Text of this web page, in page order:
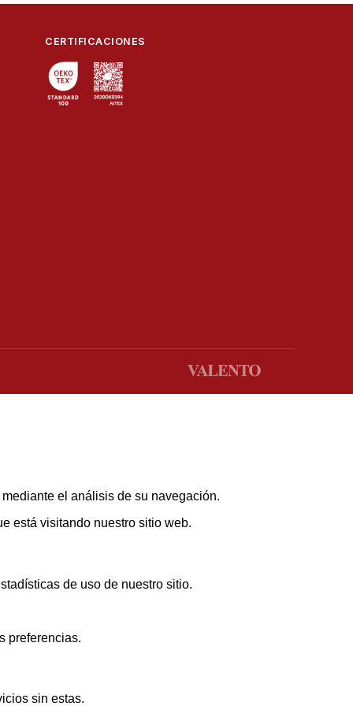
CERTIFICACIONES
el análisis de su navegación.
está visitando nuestro sitio web.
de uso de nuestro sitio.
preferencias.
sin estas.